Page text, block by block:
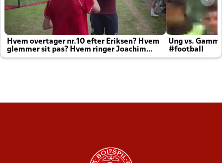
Hvem overtager nr.10 efter Eriksen? Hvem
glemmer sit pas? Hvem ringer Joachim
altid til efter kampe?
Ung vs.
#football